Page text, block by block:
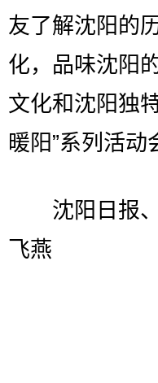
友了解沈阳的
化，品味沈阳
文化和沈阳独
暖阳”系列活
沈阳日报、
飞燕